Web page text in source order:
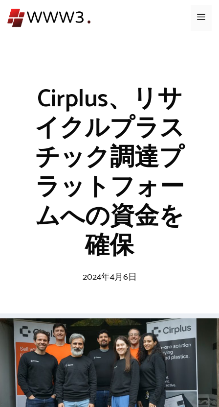
ン
メ
Cirplus、リサ
イクルプラス
チック調達プ
ラットフォー
ムへの資金を
確保
2024年4月6日